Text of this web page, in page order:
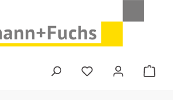
Du hast 0